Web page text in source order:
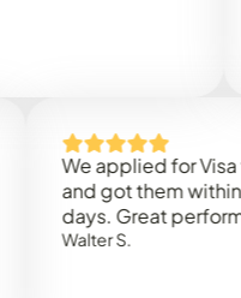
We applied for Visa to
and got them within 3
days. Great performance!
Walter S.